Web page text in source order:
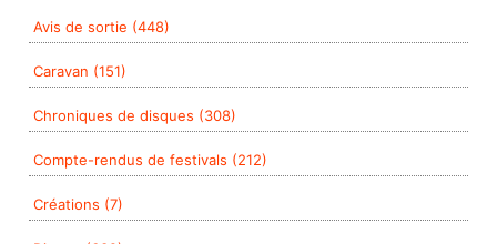
Avis de sortie (448)
Caravan (151)
Chroniques de disques (308)
Compte-rendus de festivals (212)
Créations (7)